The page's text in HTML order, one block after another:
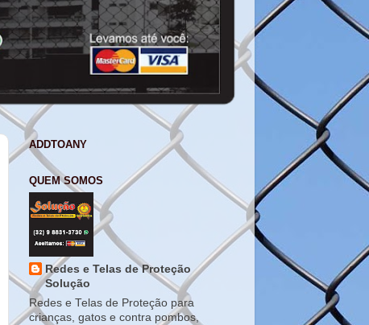
ADDTOANY
QUEM SOMOS
Redes e Telas de Proteção
Solução
Redes e Telas de Proteção para
crianças, gatos e contra pombos,